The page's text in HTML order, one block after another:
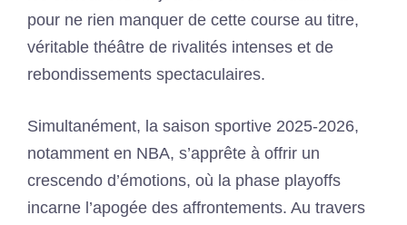
pour ne rien manquer de cette course au titre,
véritable théâtre de rivalités intenses et de
rebondissements spectaculaires.
Simultanément, la saison sportive 2025-2026,
notamment en NBA, s’apprête à offrir un
crescendo d’émotions, où la phase playoffs
incarne l’apogée des affrontements. Au travers